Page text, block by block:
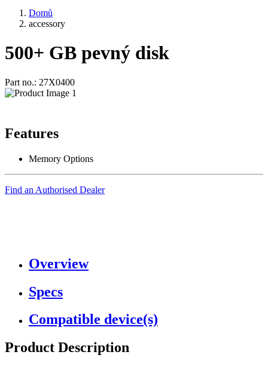
Domů
accessory
500+ GB pevný disk
Part no.: 27X0400
Features
Memory Options
Find an Authorised Dealer
Overview
Specs
Compatible device(s)
Product Description